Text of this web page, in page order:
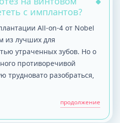
с имплантов?
All-on-4 от Nobel
из лучших для
утраченных зубов. Но о
противоречивой
трудновато разобраться,
продолжение